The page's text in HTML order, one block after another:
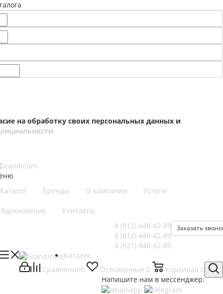
на обработку своих персональных данных и
Каталог
Бренды О компании Услуги
Вдохновение Контакты
Заказать
8 (812) 448-42-89
8 (812) 448-42-89
8 (921) 448-42-89
Сравнение0 Отложенные 0 Корзина0 0
Напишите нам в мессенджер:
Каталог